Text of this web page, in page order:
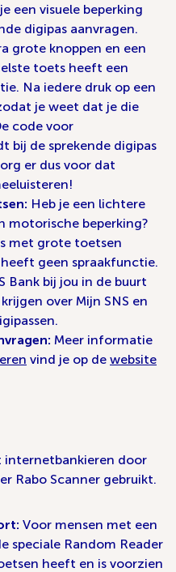
een visuele beperking
digipas aanvragen.
grote knoppen en een
toets heeft een
Na iedere druk op een
je weet dat je die
code voor
bij de sprekende digipas
er dus voor dat
Heb je een lichtere
motorische beperking?
met grote toetsen
geen spraakfunctie.
Bank bij jou in de buurt
over Mijn SNS en
Meer informatie
vind je op de website
internetbankieren door
Rabo Scanner gebruikt.
Voor mensen met een
speciale Random Reader
heeft en is voorzien